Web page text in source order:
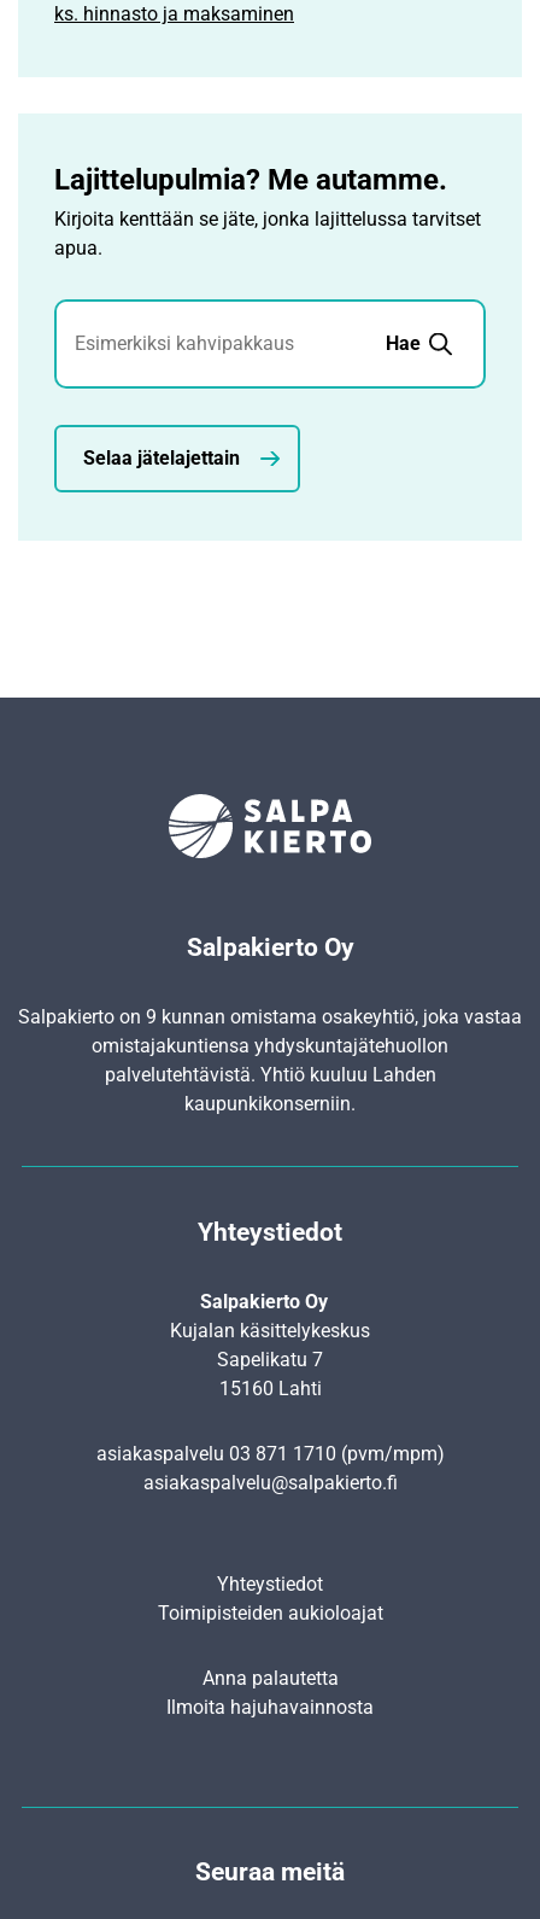
ks. hinnasto ja maksaminen
Lajittelupulmia? Me autamme.
Kirjoita kenttään se jäte, jonka lajittelussa tarvitset
apua.
Jätehaku
Hae
Selaa jätelajettain
Salpakierto Oy
Salpakierto on 9 kunnan omistama osakeyhtiö, joka vastaa
omistajakuntiensa yhdyskunta­jätehuollon
palvelutehtävistä. Yhtiö kuuluu Lahden
kaupunkikonserniin.
Yhteystiedot
Salpakierto Oy
Kujalan käsittelykeskus
Sapelikatu 7
15160 Lahti
asiakaspalvelu 03 871 1710 (pvm/mpm)
asiakaspalvelu@salpakierto.fi
Yhteystiedot
Toimipisteiden aukioloajat
Anna palautetta
Ilmoita hajuhavainnosta
Seuraa meitä